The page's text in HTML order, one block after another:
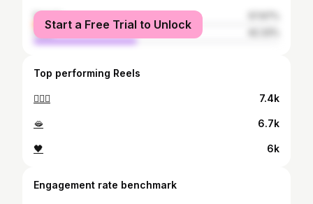
female
male
Start a Free Trial to Unlock
Top performing Reels
💁🏼‍♀️ 7.4k
🫦 6.7k
🖤 6k
Engagement rate benchmark